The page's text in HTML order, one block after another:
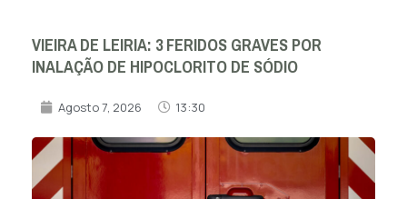
VIEIRA DE LEIRIA: 3 FERIDOS GRAVES POR
INALAÇÃO DE HIPOCLORITO DE SÓDIO
Agosto 7, 2026 13:30